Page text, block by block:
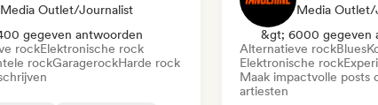
Media Outlet/Journalist
gegeven antwoorden
rockElektronische rock
rockGaragerockHarde rock
Media Outlet/
&gt; 6000 gegeven
Alternatieve rockBlues
Elektronische rock
Maak impactvolle posts
artiesten